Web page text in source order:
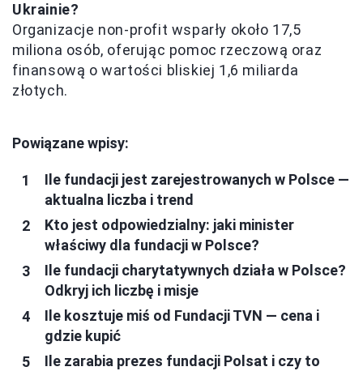
Ukrainie?
Organizacje non-profit wsparły około 17,5
miliona osób, oferując pomoc rzeczową oraz
finansową o wartości bliskiej 1,6 miliarda
złotych.
Powiązane wpisy:
Ile fundacji jest zarejestrowanych w Polsce —
aktualna liczba i trend
Kto jest odpowiedzialny: jaki minister
właściwy dla fundacji w Polsce?
Ile fundacji charytatywnych działa w Polsce?
Odkryj ich liczbę i misje
Ile kosztuje miś od Fundacji TVN — cena i
gdzie kupić
Ile zarabia prezes fundacji Polsat i czy to